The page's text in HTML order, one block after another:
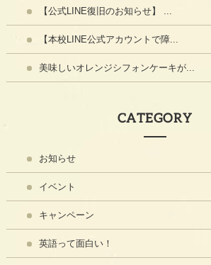
【公式LINE復旧のお知らせ】 ...
【本校LINE公式アカウントで障...
美味しいオレンジシフォンケーキが...
CATEGORY
お知らせ
イベント
キャンペーン
英語って面白い！